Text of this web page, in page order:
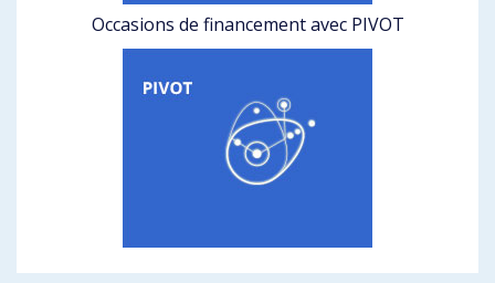
Occasions de financement avec PIVOT